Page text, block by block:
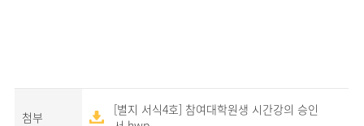
첨부
[별지 서식4호] 참여대학원생 시간강의 승인